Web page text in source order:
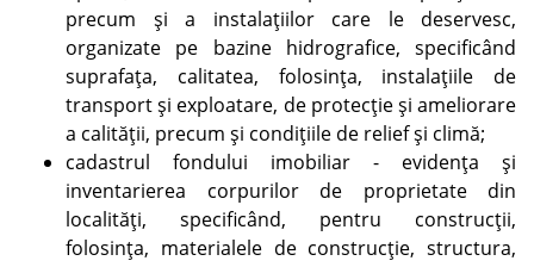
precum şi a instalaţiilor care le deservesc,
organizate pe bazine hidrografice, specificând
suprafaţa, calitatea, folosinţa, instalaţiile de
transport şi exploatare, de protecţie şi ameliorare
a calităţii, precum şi condiţiile de relief şi climă;
cadastrul fondului imobiliar - evidenţa şi
inventarierea corpurilor de proprietate din
localităţi, specificând, pentru construcţii,
folosinţa, materialele de construcţie, structura,